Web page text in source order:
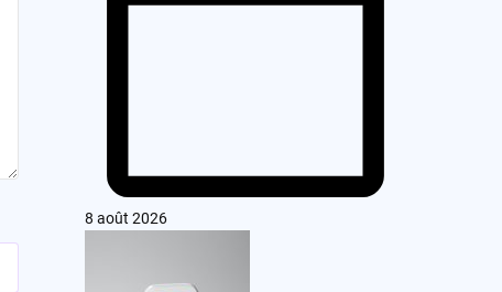
8 août 2026